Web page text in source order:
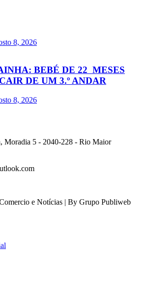
8, 2026
BEBÉ DE 22 MESES
DE UM 3.º ANDAR
8, 2026
Moradia 5 - 2040-228 - Rio Maior
e Notícias | By Grupo Publiweb